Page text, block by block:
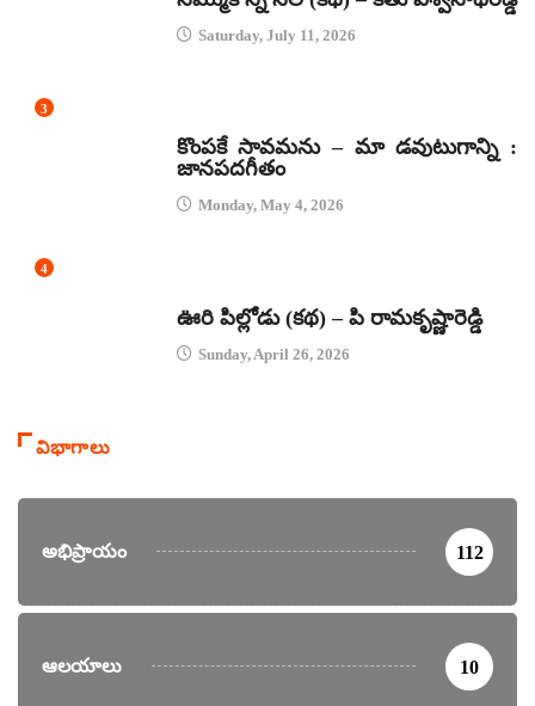
Saturday, July 11, 2026
3
కొంపకే సావమను – మా డవుటుగాన్ని :
జానపదగీతం
Monday, May 4, 2026
4
ఊరి పిల్లోడు (కథ) – పి రామకృష్ణారెడ్డి
Sunday, April 26, 2026
విభాగాలు
అభిప్రాయం 112
ఆలయాలు 10